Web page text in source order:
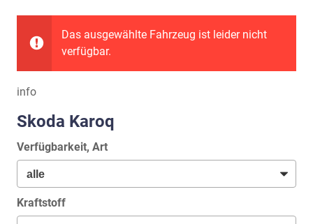
Das ausgewählte Fahrzeug ist leider nicht
verfügbar.
info
Skoda Karoq
Verfügbarkeit, Art
Kraftstoff